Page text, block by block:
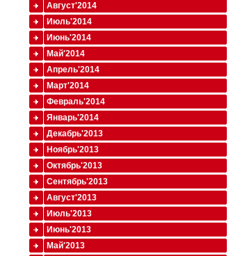
Август'2014
Июль'2014
Июнь'2014
Май'2014
Апрель'2014
Март'2014
Февраль'2014
Январь'2014
Декабрь'2013
Ноябрь'2013
Октябрь'2013
Сентябрь'2013
Август'2013
Июль'2013
Июнь'2013
Май'2013